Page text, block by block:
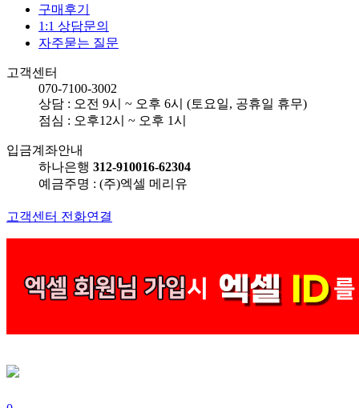
구매후기
1:1 상담문의
자주묻는 질문
고객센터
070-7100-3002
상담 : 오전 9시 ~ 오후 6시 (토요일, 공휴일 휴무)
점심 : 오후12시 ~ 오후 1시
입금계좌안내
하나은행 312-910016-62304
예금주명 : (주)엑셀 메리유
고객센터 전화연결